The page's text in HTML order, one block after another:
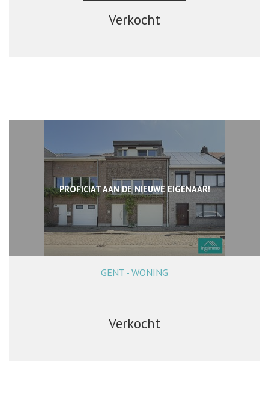
Verkocht
PROFICIAT AAN DE NIEUWE EIGENAAR!
143 m² 4 1
GENT - WONING
Verkocht